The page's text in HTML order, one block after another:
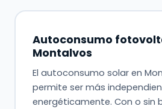
Autoconsumo
Montalvos
El autoconsumo solar en
permite ser más
energéticamente. Con o sin